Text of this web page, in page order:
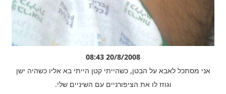
20/8/2008 08:43
אני מסתכל לאבא על הבטן, כשהייתי קטן הייתי בא אליו כשהיה ישן
וגוזז לו את הציפורניים עם השיניים שלי.